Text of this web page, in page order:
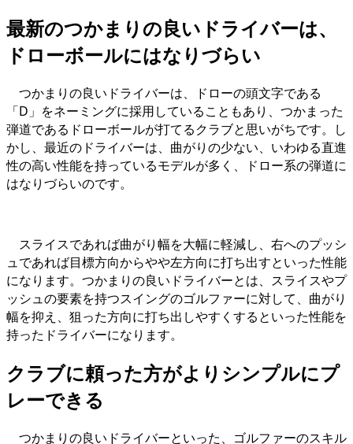
最新のつかまりの良いドライバーは、
ドローボールにはなりづらい
つかまりの良いドライバーは、ドローの頭文字である
「D」をネーミングに採用していることもあり、つかまった
弾道であるドローボールが打てるクラブと思いがちです。し
かし、最近のドライバーは、曲がりの少ない、いわゆる直進
性の高い性能を持っているモデルが多く、ドロー系の弾道に
はなりづらいのです。
スライスであれば曲がり幅を大幅に軽減し、右へのプッシ
ュであれば目標方向からやや左方向に打ち出すといった性能
になります。つかまりの良いドライバーとは、スライスやプ
ッシュの要素を持つスイングのゴルファーに対して、曲がり
幅を抑え、狙った方向に打ち出しやすくするといった性能を
持ったドライバーになります。
クラブに頼った方がよりシンプルにプ
レーできる
つかまりの良いドライバーといった、ゴルファーのスキル